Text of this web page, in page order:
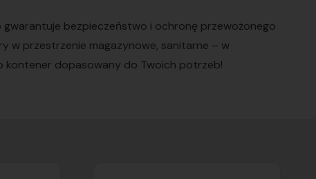
gwarantuje bezpieczeństwo i ochronę przewożonego
w przestrzenie magazynowe, sanitarne – w
kontener dopasowany do Twoich potrzeb!